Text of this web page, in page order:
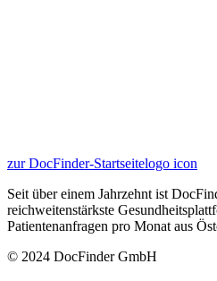
zur DocFinder-Startseitelogo icon
Seit über einem Jahrzehnt ist
reichweitenstärkste
Patientenanfragen pro Monat aus
© 2024 DocFinder GmbH